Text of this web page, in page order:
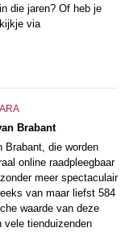
die jaren? Of heb je
via
ARA
Brabant
Brabant, die worden
online raadpleegbaar
meer spectaculair
van maar liefst 584
waarde van deze
vele tienduizenden